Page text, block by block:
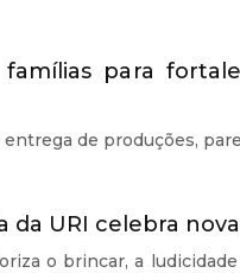
para
de produções,
da URI celebra
o brincar, a